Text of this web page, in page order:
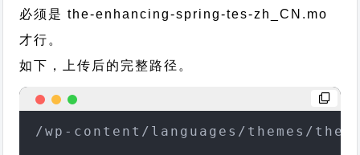
必须是 the-enhancing-spring-tes-zh_CN.mo
才行。
如下，上传后的完整路径。
/wp-content/languages/themes/the-